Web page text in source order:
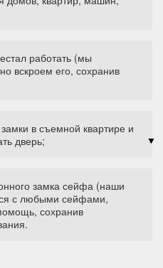
работать (мы
вскроем его, сохранив
в съемной квартире и
дверь;
замка сейфа (наши
с любыми сейфами,
сохранив